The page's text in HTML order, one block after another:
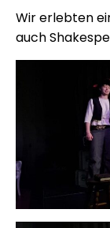
Wir erlebten
auch